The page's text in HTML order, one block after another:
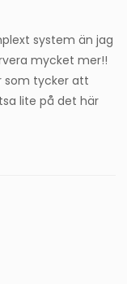
system än jag
mycket mer!!
som tycker att
lite på det här